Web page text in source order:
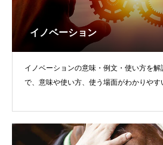
イノベーション
イノベーションの意味・例文・使い方を
で、意味や使い方、使う場面がわかりやす